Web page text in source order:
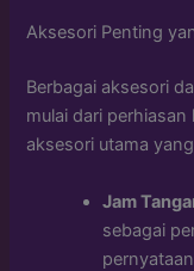
Aksesori Penting
Berbagai aksesori
mulai dari
aksesori utama
Jam
sebagai